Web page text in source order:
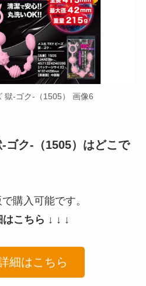
獄-ゴク-（1505） 画像6
ゴク-（1505）はどこで
購入可能です。
こちら ↓ ↓ ↓
細はこちら